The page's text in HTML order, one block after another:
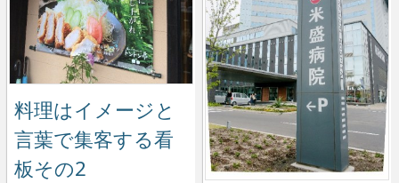
料理はイメージと
言葉で集客する看
板その2